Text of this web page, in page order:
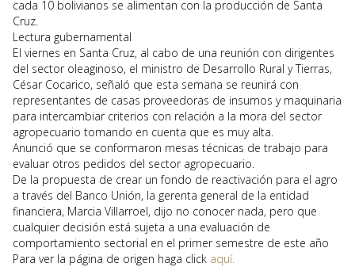
cada 10 bolivianos se alimentan con la producción de Santa
Cruz.
Lectura gubernamental
El viernes en Santa Cruz, al cabo de una reunión con dirigentes
del sector oleaginoso, el ministro de Desarrollo Rural y Tierras,
César Cocarico, señaló que esta semana se reunirá con
representantes de casas proveedoras de insumos y maquinaria
para intercambiar criterios con relación a la mora del sector
agropecuario tomando en cuenta que es muy alta.
Anunció que se conformaron mesas técnicas de trabajo para
evaluar otros pedidos del sector agropecuario.
De la propuesta de crear un fondo de reactivación para el agro
a través del Banco Unión, la gerenta general de la entidad
financiera, Marcia Villarroel, dijo no conocer nada, pero que
cualquier decisión está sujeta a una evaluación de
comportamiento sectorial en el primer semestre de este año
Para ver la página de origen haga click aquí.